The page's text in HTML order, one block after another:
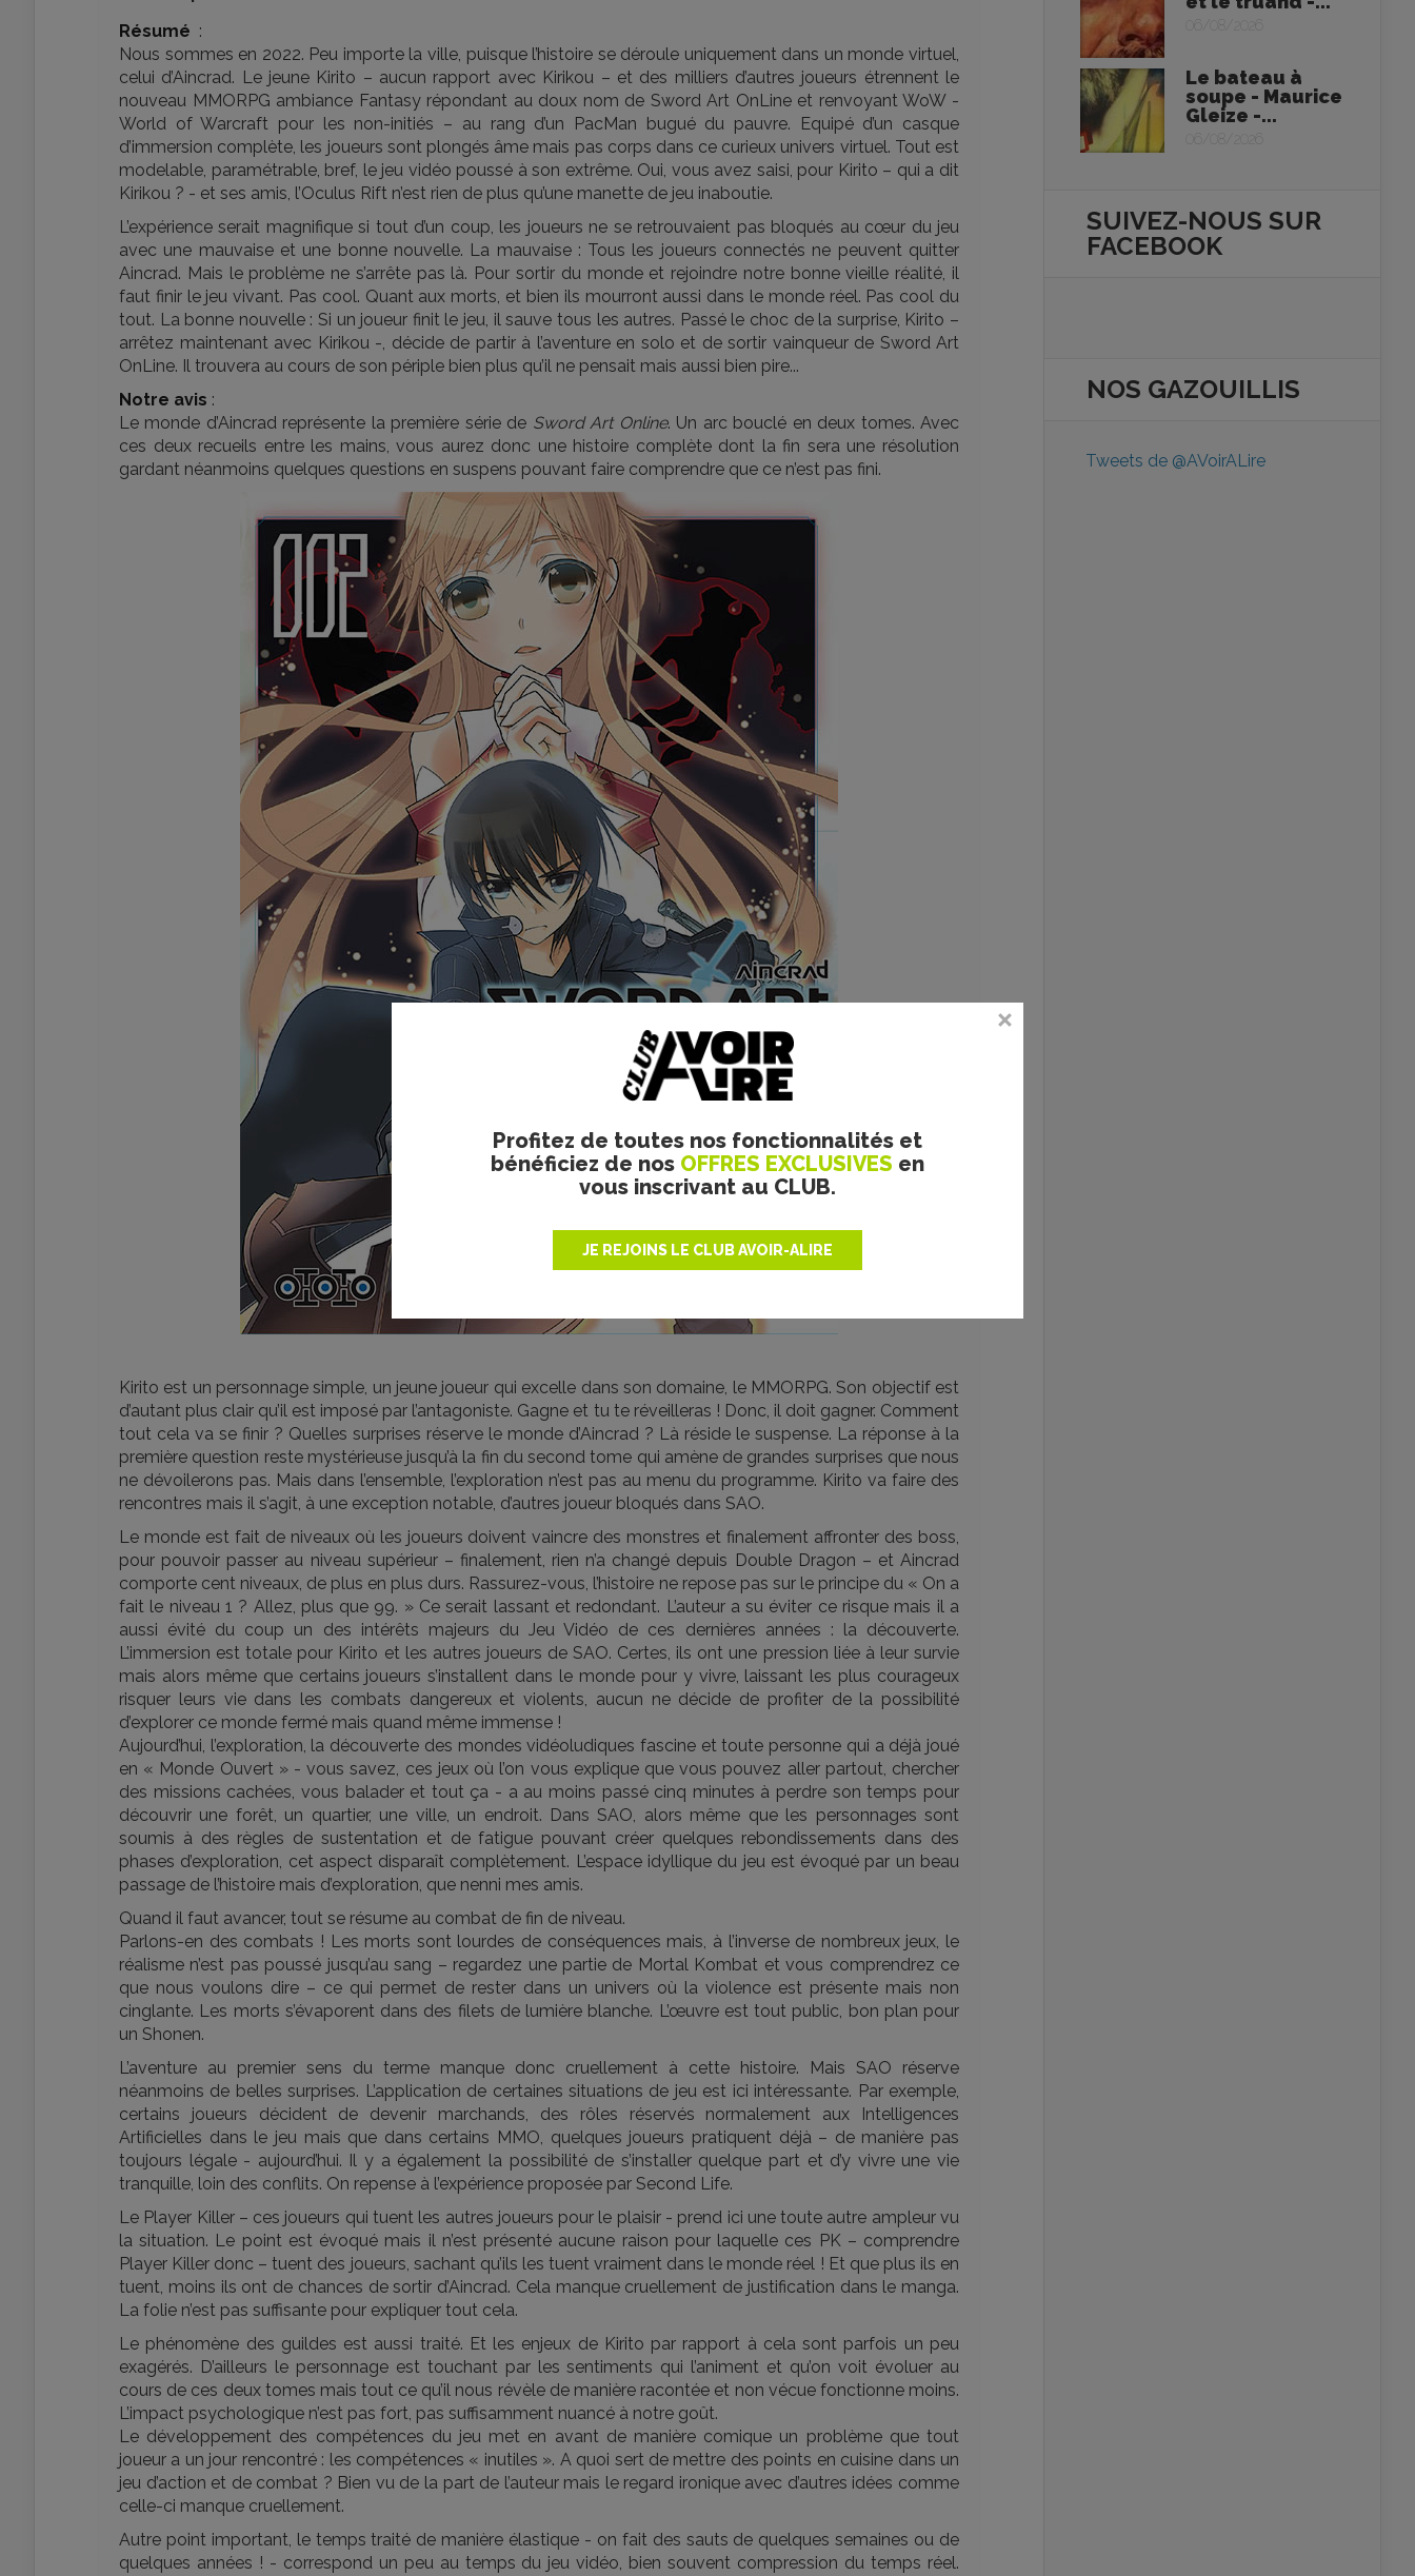
Profitez de toutes nos fonctionnalités et
bénéficiez de nos OFFRES EXCLUSIVES en
vous inscrivant au CLUB.
JE REJOINS LE CLUB AVOIR-ALIRE
Résumé :
Nous sommes en 2022. Peu importe la ville, puisque l’histoire se déroule uniquement dans un monde virtuel,
celui d’Aincrad. Le jeune Kirito – aucun rapport avec Kirikou – et des milliers d’autres joueurs étrennent le
nouveau MMORPG ambiance Fantasy répondant au doux nom de Sword Art OnLine et renvoyant WoW -
World of Warcraft pour les non-initiés – au rang d’un PacMan bugué du pauvre. Equipé d’un casque
d’immersion complète, les joueurs sont plongés âme mais pas corps dans ce curieux univers virtuel. Tout est
modelable, paramétrable, bref, le jeu vidéo poussé à son extrême. Oui, vous avez saisi, pour Kirito – qui a dit
Kirikou ? - et ses amis, l’Oculus Rift n’est rien de plus qu’une manette de jeu inaboutie.
L’expérience serait magnifique si tout d’un coup, les joueurs ne se retrouvaient pas bloqués au cœur du jeu
avec une mauvaise et une bonne nouvelle. La mauvaise : Tous les joueurs connectés ne peuvent quitter
Aincrad. Mais le problème ne s’arrête pas là. Pour sortir du monde et rejoindre notre bonne vieille réalité, il
faut finir le jeu vivant. Pas cool. Quant aux morts, et bien ils mourront aussi dans le monde réel. Pas cool du
tout. La bonne nouvelle : Si un joueur finit le jeu, il sauve tous les autres. Passé le choc de la surprise, Kirito –
arrêtez maintenant avec Kirikou -, décide de partir à l’aventure en solo et de sortir vainqueur de Sword Art
OnLine. Il trouvera au cours de son périple bien plus qu’il ne pensait mais aussi bien pire...
Notre avis :
Le monde d’Aincrad représente la première série de Sword Art Online. Un arc bouclé en deux tomes. Avec
ces deux recueils entre les mains, vous aurez donc une histoire complète dont la fin sera une résolution
gardant néanmoins quelques questions en suspens pouvant faire comprendre que ce n’est pas fini.
Kirito est un personnage simple, un jeune joueur qui excelle dans son domaine, le MMORPG. Son objectif est
d’autant plus clair qu’il est imposé par l’antagoniste. Gagne et tu te réveilleras ! Donc, il doit gagner. Comment
tout cela va se finir ? Quelles surprises réserve le monde d’Aincrad ? Là réside le suspense. La réponse à la
première question reste mystérieuse jusqu’à la fin du second tome qui amène de grandes surprises que nous
ne dévoilerons pas. Mais dans l’ensemble, l’exploration n’est pas au menu du programme. Kirito va faire des
rencontres mais il s’agit, à une exception notable, d’autres joueur bloqués dans SAO.
Le monde est fait de niveaux où les joueurs doivent vaincre des monstres et finalement affronter des boss,
pour pouvoir passer au niveau supérieur – finalement, rien n’a changé depuis Double Dragon – et Aincrad
comporte cent niveaux, de plus en plus durs. Rassurez-vous, l’histoire ne repose pas sur le principe du « On a
fait le niveau 1 ? Allez, plus que 99. » Ce serait lassant et redondant. L’auteur a su éviter ce risque mais il a
aussi évité du coup un des intérêts majeurs du Jeu Vidéo de ces dernières années : la découverte.
L’immersion est totale pour Kirito et les autres joueurs de SAO. Certes, ils ont une pression liée à leur survie
mais alors même que certains joueurs s’installent dans le monde pour y vivre, laissant les plus courageux
risquer leurs vie dans les combats dangereux et violents, aucun ne décide de profiter de la possibilité
d’explorer ce monde fermé mais quand même immense !
Aujourd’hui, l’exploration, la découverte des mondes vidéoludiques fascine et toute personne qui a déjà joué
en « Monde Ouvert » - vous savez, ces jeux où l’on vous explique que vous pouvez aller partout, chercher
des missions cachées, vous balader et tout ça - a au moins passé cinq minutes à perdre son temps pour
découvrir une forêt, un quartier, une ville, un endroit. Dans SAO, alors même que les personnages sont
soumis à des règles de sustentation et de fatigue pouvant créer quelques rebondissements dans des
phases d’exploration, cet aspect disparaît complètement. L’espace idyllique du jeu est évoqué par un beau
passage de l’histoire mais d’exploration, que nenni mes amis.
Quand il faut avancer, tout se résume au combat de fin de niveau.
Parlons-en des combats ! Les morts sont lourdes de conséquences mais, à l’inverse de nombreux jeux, le
réalisme n’est pas poussé jusqu’au sang – regardez une partie de Mortal Kombat et vous comprendrez ce
que nous voulons dire – ce qui permet de rester dans un univers où la violence est présente mais non
cinglante. Les morts s’évaporent dans des filets de lumière blanche. L’œuvre est tout public, bon plan pour
un Shonen.
L’aventure au premier sens du terme manque donc cruellement à cette histoire. Mais SAO réserve
néanmoins de belles surprises. L’application de certaines situations de jeu est ici intéressante. Par exemple,
certains joueurs décident de devenir marchands, des rôles réservés normalement aux Intelligences
Artificielles dans le jeu mais que dans certains MMO, quelques joueurs pratiquent déjà – de manière pas
toujours légale - aujourd’hui. Il y a également la possibilité de s’installer quelque part et d’y vivre une vie
tranquille, loin des conflits. On repense à l’expérience proposée par Second Life.
Le Player Killer – ces joueurs qui tuent les autres joueurs pour le plaisir - prend ici une toute autre ampleur vu
la situation. Le point est évoqué mais il n’est présenté aucune raison pour laquelle ces PK – comprendre
Player Killer donc – tuent des joueurs, sachant qu’ils les tuent vraiment dans le monde réel ! Et que plus ils en
tuent, moins ils ont de chances de sortir d’Aincrad. Cela manque cruellement de justification dans le manga.
La folie n’est pas suffisante pour expliquer tout cela.
Le phénomène des guildes est aussi traité. Et les enjeux de Kirito par rapport à cela sont parfois un peu
exagérés. D’ailleurs le personnage est touchant par les sentiments qui l’animent et qu’on voit évoluer au
cours de ces deux tomes mais tout ce qu’il nous révèle de manière racontée et non vécue fonctionne moins.
L’impact psychologique n’est pas fort, pas suffisamment nuancé à notre goût.
Le développement des compétences du jeu met en avant de manière comique un problème que tout
joueur a un jour rencontré : les compétences « inutiles ». A quoi sert de mettre des points en cuisine dans un
jeu d’action et de combat ? Bien vu de la part de l’auteur mais le regard ironique avec d’autres idées comme
celle-ci manque cruellement.
Autre point important, le temps traité de manière élastique - on fait des sauts de quelques semaines ou de
quelques années ! - correspond un peu au temps du jeu vidéo, bien souvent compression du temps réel.
06/08/2026
Le bateau à
soupe - Maurice
Gleize -...
06/08/2026
SUIVEZ-NOUS SUR
FACEBOOK
NOS GAZOUILLIS
Tweets de @AVoirALire